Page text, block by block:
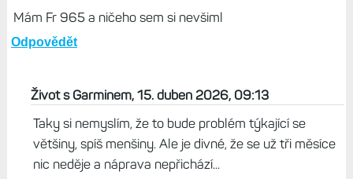
Mám Fr 965 a ničeho sem si nevšiml
Odpovědět
Život s Garminem, 15. duben 2026, 09:13
Taky si nemyslím, že to bude problém týkající se
většiny, spíš menšiny. Ale je divné, že se už tři měsíce
nic neděje a náprava nepřichází...